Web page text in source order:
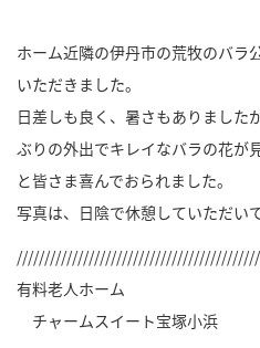
ホーム近隣の伊丹市の荒牧のバラ
いただきました。
日差しも良く、暑さもありました
ぶりの外出でキレイなバラの花が
と皆さま喜んでおられました。
写真は、日陰で休憩していただい
有料老人ホーム
チャームスイート宝塚小浜